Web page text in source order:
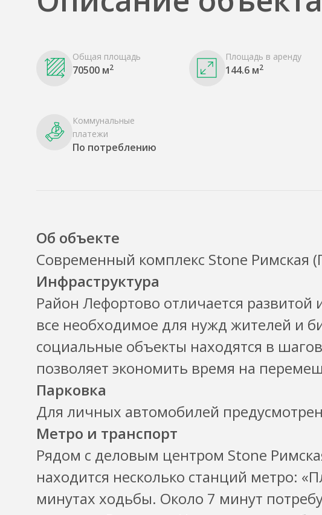
Общая площадь
70500 м2
Площадь в аренду
144.6 м2
Коммунальные
платежи
По потреблению
Об объекте
Современный комплекс Stone Римская
Инфраструктура
Район Лефортово отличается развитой
все необходимое для нужд жителей и
социальные объекты находятся в
позволяет экономить время на
Парковка
Для личных автомобилей
Метро и транспорт
Рядом с деловым центром Stone
находится несколько станций метро:
минутах ходьбы. Около 7 минут